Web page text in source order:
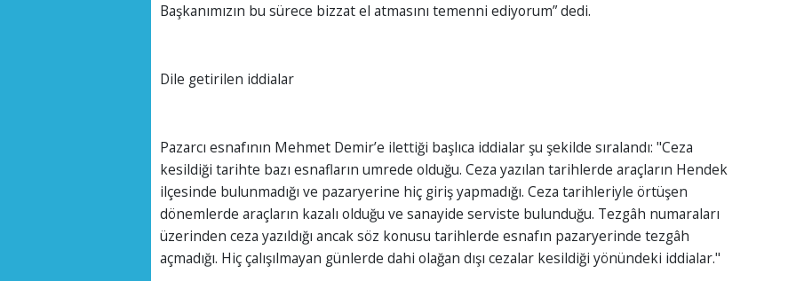
Başkanımızın bu sürece bizzat el atmasını temenni ediyorum” dedi.
Dile getirilen iddialar
Pazarcı esnafının Mehmet Demir’e ilettiği başlıca iddialar şu şekilde sıralandı: "Ceza
kesildiği tarihte bazı esnafların umrede olduğu. Ceza yazılan tarihlerde araçların Hendek
ilçesinde bulunmadığı ve pazaryerine hiç giriş yapmadığı. Ceza tarihleriyle örtüşen
dönemlerde araçların kazalı olduğu ve sanayide serviste bulunduğu. Tezgâh numaraları
üzerinden ceza yazıldığı ancak söz konusu tarihlerde esnafın pazaryerinde tezgâh
açmadığı. Hiç çalışılmayan günlerde dahi olağan dışı cezalar kesildiği yönündeki iddialar."